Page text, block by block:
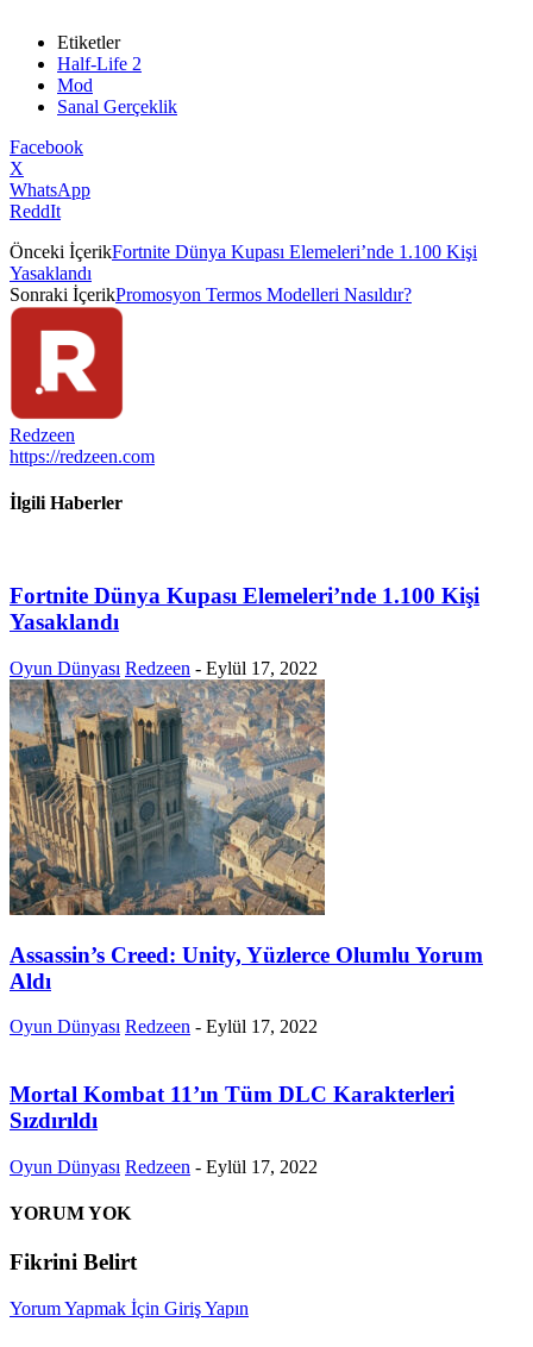
Etiketler
Half-Life 2
Mod
Sanal Gerçeklik
Facebook
X
WhatsApp
ReddIt
Önceki İçerikFortnite Dünya Kupası Elemeleri’nde 1.100 Kişi
Yasaklandı
Sonraki İçerikPromosyon Termos Modelleri Nasıldır?
Redzeen
https://redzeen.com
İlgili Haberler
Fortnite Dünya Kupası Elemeleri’nde 1.100 Kişi
Yasaklandı
Oyun Dünyası Redzeen - Eylül 17, 2022
Assassin’s Creed: Unity, Yüzlerce Olumlu Yorum
Aldı
Oyun Dünyası Redzeen - Eylül 17, 2022
Mortal Kombat 11’ın Tüm DLC Karakterleri
Sızdırıldı
Oyun Dünyası Redzeen - Eylül 17, 2022
YORUM YOK
Fikrini Belirt
Yorum Yapmak İçin Giriş Yapın